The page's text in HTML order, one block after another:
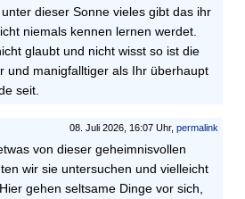
dieser Sonne vieles gibt das ihr
niemals kennen lernen werdet.
glaubt und nicht wisst so ist die
und manigfalltiger als Ihr überhaupt
seit.
08. Juli 2026, 16:07 Uhr, permalink
von dieser geheimnisvollen
wir sie untersuchen und vielleicht
gehen seltsame Dinge vor sich,